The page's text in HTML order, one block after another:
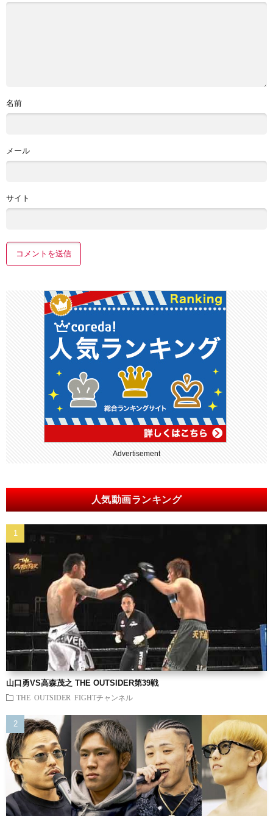
名前
メール
サイト
Advertisement
人気動画ランキング
山口勇VS高森茂之 THE OUTSIDER第39戦
THE OUTSIDER FIGHTチャンネル